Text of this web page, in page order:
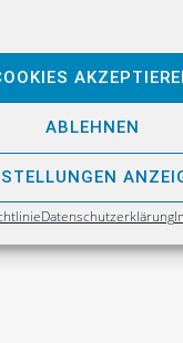
ABLEHNEN
Datenschutzerklärung
17